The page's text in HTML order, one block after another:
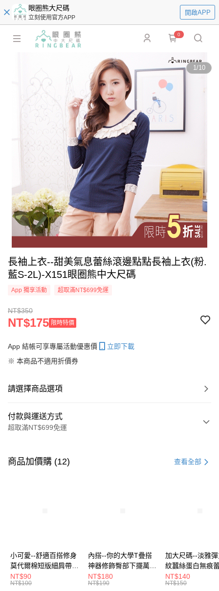
眼圈熊大尺碼
立刻使用官方APP
開啟APP
0
1/10
長袖上衣--甜美氣息蕾絲滾邊點點長袖上衣(粉.
藍S-2L)-X151眼圈熊中大尺碼
App 獨享活動 超取滿NT$699免運
NT$350
NT$175 限時特價
App 結帳可享專屬活動優惠價
立即下載
※ 本商品不適用折價券
請選擇商品選項
付款與運送方式
超取滿NT$699免運
信用卡一次付款
悠遊付
Google Pay
全盈+PAY
商品加價購 (12) 查看全部
小可愛--舒適百搭修身
莫代爾棉短版細肩帶素
色背心(白.黑.灰L-2L)-
U582眼圈熊中大尺碼
NT$90
NT$100
內搭--你的大學T疊搭
神器修飾臀部下擺萬用
內搭裙/遮臀裙(黑2L-
6L)-Q155眼圈熊中大
NT$180
NT$190
加大尺碼--淡雅
紋蠶絲蛋白無痕
角內褲(白.粉.藍.
3L)-L28眼圈熊中
NT$140
NT$150